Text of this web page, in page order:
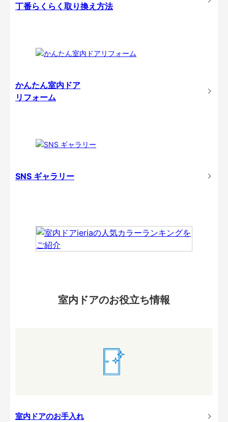
丁番らくらく取り換え方法
かんたん室内ドア
リフォーム
SNS ギャラリー
室内ドアのお役立ち情報
室内ドアのお手入れ